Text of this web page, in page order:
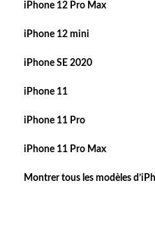
iPhone 12 Pro Max
iPhone 12 mini
iPhone SE 2020
iPhone 11
iPhone 11 Pro
iPhone 11 Pro Max
Montrer tous les modèles